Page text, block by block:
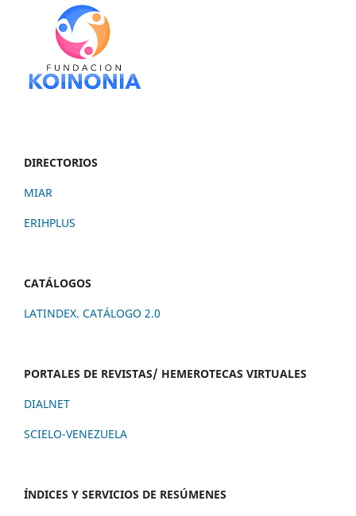
DIRECTORIOS
MIAR
ERIHPLUS
CATÁLOGOS
LATINDEX. CATÁLOGO 2.0
PORTALES DE REVISTAS/ HEMEROTECAS VIRTUALES
DIALNET
SCIELO-VENEZUELA
ÍNDICES Y SERVICIOS DE RESÚMENES